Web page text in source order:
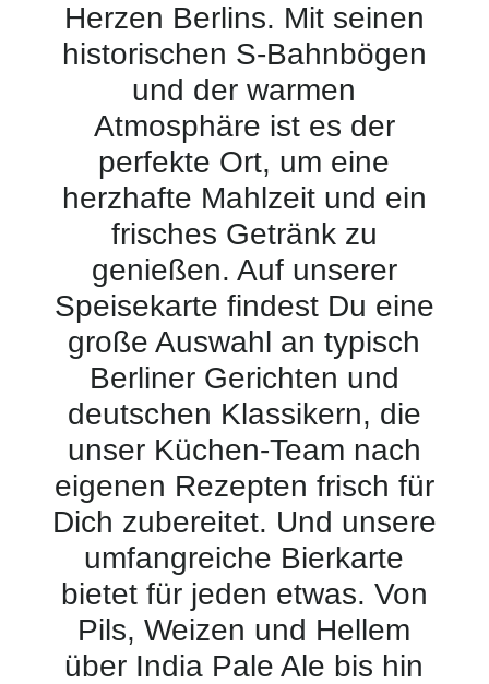
Herzen Berlins. Mit seinen
historischen S-Bahnbögen
und der warmen
Atmosphäre ist es der
perfekte Ort, um eine
herzhafte Mahlzeit und ein
frisches Getränk zu
genießen. Auf unserer
Speisekarte findest Du eine
große Auswahl an typisch
Berliner Gerichten und
deutschen Klassikern, die
unser Küchen-Team nach
eigenen Rezepten frisch für
Dich zubereitet. Und unsere
umfangreiche Bierkarte
bietet für jeden etwas. Von
Pils, Weizen und Hellem
über India Pale Ale bis hin